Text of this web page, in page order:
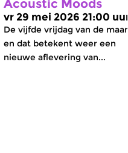
Acoustic Moods
vr 29 mei 2026 21:00
De vijfde vrijdag van de
en dat betekent weer een
nieuwe aflevering van...